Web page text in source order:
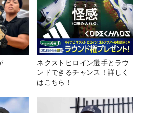
ネクストヒロイン選手とラウ
ンドできるチャンス！詳しく
はこちら！